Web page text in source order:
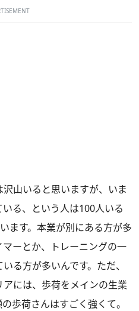
山いると思いますが、いま
る、という人は100人いる
ます。本業が別にある方が多
ーとか、トレーニングの一
る方が多いんです。ただ、
には、歩荷をメインの生業
歩荷さんはすごく強くて。